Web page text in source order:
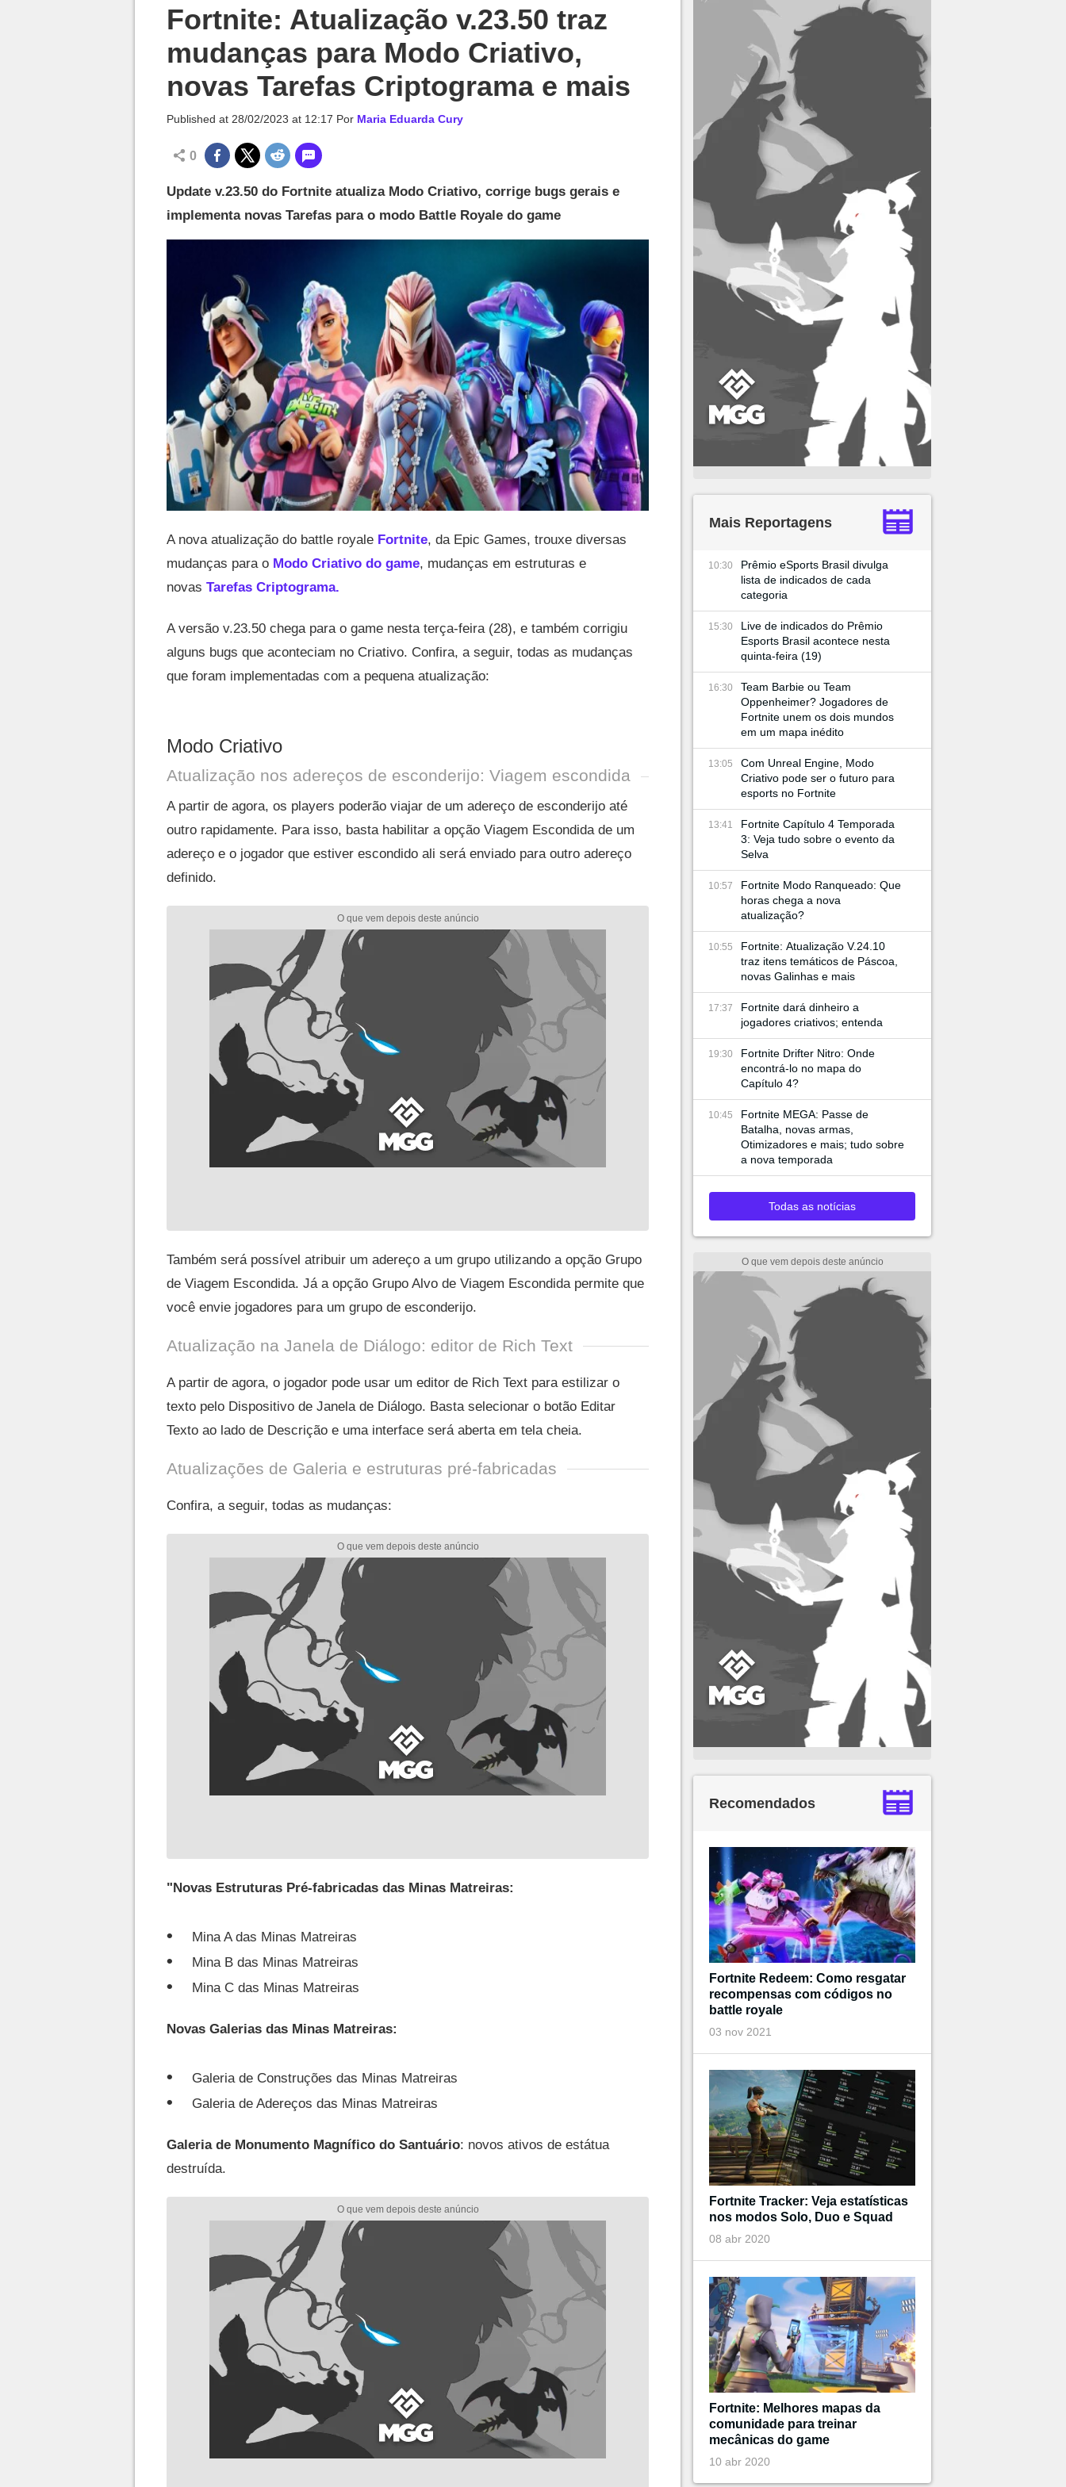
Fortnite: Atualização v.23.50 traz
mudanças para Modo Criativo,
novas Tarefas Criptograma e mais
Published at 28/02/2023 at 12:17 Por Maria Eduarda Cury
0
Update v.23.50 do Fortnite atualiza Modo Criativo, corrige bugs gerais e
implementa novas Tarefas para o modo Battle Royale do game
A nova atualização do battle royale Fortnite, da Epic Games, trouxe diversas
mudanças para o Modo Criativo do game, mudanças em estruturas e
novas Tarefas Criptograma.
A versão v.23.50 chega para o game nesta terça-feira (28), e também corrigiu
alguns bugs que aconteciam no Criativo. Confira, a seguir, todas as mudanças
que foram implementadas com a pequena atualização:
Modo Criativo
Atualização nos adereços de esconderijo: Viagem escondida
A partir de agora, os players poderão viajar de um adereço de esconderijo até
outro rapidamente. Para isso, basta habilitar a opção Viagem Escondida de um
adereço e o jogador que estiver escondido ali será enviado para outro adereço
definido.
Também será possível atribuir um adereço a um grupo utilizando a opção Grupo
de Viagem Escondida. Já a opção Grupo Alvo de Viagem Escondida permite que
você envie jogadores para um grupo de esconderijo.
Atualização na Janela de Diálogo: editor de Rich Text
A partir de agora, o jogador pode usar um editor de Rich Text para estilizar o
texto pelo Dispositivo de Janela de Diálogo. Basta selecionar o botão Editar
Texto ao lado de Descrição e uma interface será aberta em tela cheia.
Atualizações de Galeria e estruturas pré-fabricadas
Confira, a seguir, todas as mudanças:
"Novas Estruturas Pré-fabricadas das Minas Matreiras:
Mina A das Minas Matreiras
Mina B das Minas Matreiras
Mina C das Minas Matreiras
Novas Galerias das Minas Matreiras:
Galeria de Construções das Minas Matreiras
Galeria de Adereços das Minas Matreiras
Galeria de Monumento Magnífico do Santuário: novos ativos de estátua
destruída.
Mais Reportagens
10:30
Prêmio eSports Brasil divulga
lista de indicados de cada
categoria
15:30
Live de indicados do Prêmio
Esports Brasil acontece nesta
quinta-feira (19)
16:30
Team Barbie ou Team
Oppenheimer? Jogadores de
Fortnite unem os dois mundos
em um mapa inédito
13:05
Com Unreal Engine, Modo
Criativo pode ser o futuro para
esports no Fortnite
13:41
Fortnite Capítulo 4 Temporada
3: Veja tudo sobre o evento da
Selva
10:57
Fortnite Modo Ranqueado: Que
horas chega a nova
atualização?
10:55
Fortnite: Atualização V.24.10
traz itens temáticos de Páscoa,
novas Galinhas e mais
17:37
Fortnite dará dinheiro a
jogadores criativos; entenda
19:30
Fortnite Drifter Nitro: Onde
encontrá-lo no mapa do
Capítulo 4?
10:45
Fortnite MEGA: Passe de
Batalha, novas armas,
Otimizadores e mais; tudo sobre
a nova temporada
Todas as notícias
Recomendados
Fortnite Redeem: Como resgatar
recompensas com códigos no
battle royale
03 nov 2021
Fortnite Tracker: Veja estatísticas
nos modos Solo, Duo e Squad
08 abr 2020
Fortnite: Melhores mapas da
comunidade para treinar
mecânicas do game
10 abr 2020